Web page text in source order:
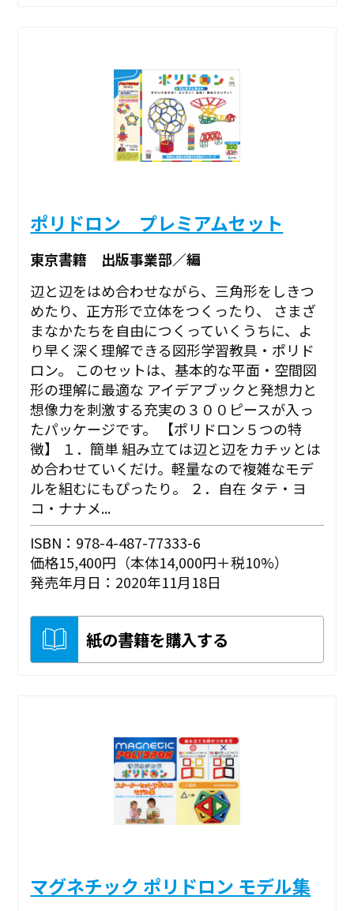
ポリドロン プレミアムセット
東京書籍 出版事業部／編
辺と辺をはめ合わせながら、三角形をしきつ
めたり、正方形で立体をつくったり、 さまざ
まなかたちを自由につくっていくうちに、よ
り早く深く理解できる図形学習教具・ポリド
ロン。 このセットは、基本的な平面・空間図
形の理解に最適な アイデアブックと発想力と
想像力を刺激する充実の３００ピースが入っ
たパッケージです。 【ポリドロン５つの特
徴】 １．簡単 組み立ては辺と辺をカチッとは
め合わせていくだけ。軽量なので複雑なモデ
ルを組むにもぴったり。 ２．自在 タテ・ヨ
コ・ナナメ...
ISBN：978-4-487-77333-6
価格15,400円（本体14,000円＋税10%）
発売年月日：2020年11月18日
紙の書籍を購入する
マグネチック ポリドロン モデル集